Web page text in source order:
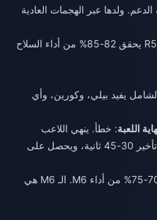
ولدها عبر الهجمات العادية
: عند R5 يحقق 82-85% من أداء السلاح
يفيد بيلي، وكورين، وأي
اللعبة: خطأ. ينهي اللاعب
المجاني الطابق 10 من دفاع شيو مع تأخير 30-45 ثانية، ويحصل على
: خطأ. تحقق M0 حوالي 70-75% من أداء M6. الـ M6 هي